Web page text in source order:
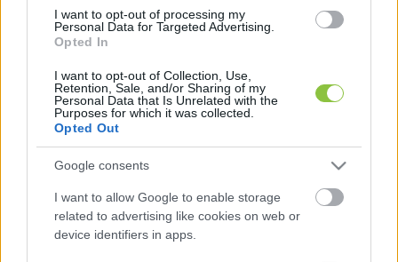
I want to opt-out of processing my
Personal Data for Targeted Advertising.
Opted In
I want to opt-out of Collection, Use,
Retention, Sale, and/or Sharing of my
Personal Data that Is Unrelated with the
Purposes for which it was collected.
Opted Out
Google consents
I want to allow Google to enable storage
related to advertising like cookies on web or
device identifiers in apps.
a diplomás GYED alapképzés esetén 186 000-ről
203 000 forintra, mesterképzésnél 228 000-ről
a februári kifizetésekkel – a választások előtt –
kapják kézhez az érintettek.
A program célja, hogy a 2025-ös, 9 százalékos
minimálbér-emelés és a bérnövekedés üteme